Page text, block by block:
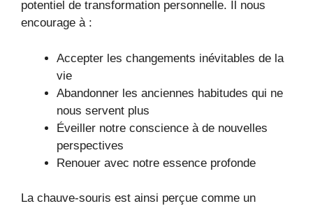
potentiel de transformation personnelle. Il nous
encourage à :
Accepter les changements inévitables de la
vie
Abandonner les anciennes habitudes qui ne
nous servent plus
Éveiller notre conscience à de nouvelles
perspectives
Renouer avec notre essence profonde
La chauve-souris est ainsi perçue comme un